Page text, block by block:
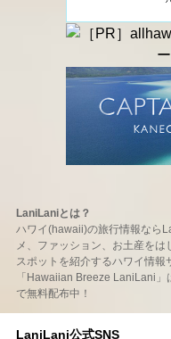
LaniLaniとは？
ハワイ(hawaii)の旅行情報なら
メ、ファッション、お土産を
スポットを紹介するハワイ情
「Hawaiian Breeze LaniLani
で無料配布中！
LaniLani公式SNS